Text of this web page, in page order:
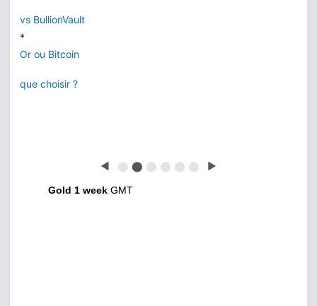
vs BullionVault
*
Or ou Bitcoin
que choisir ?
◀ ⬤ ⬤ ⬤ ⬤ ⬤ ⬤ ▶
Gold 1 week GMT